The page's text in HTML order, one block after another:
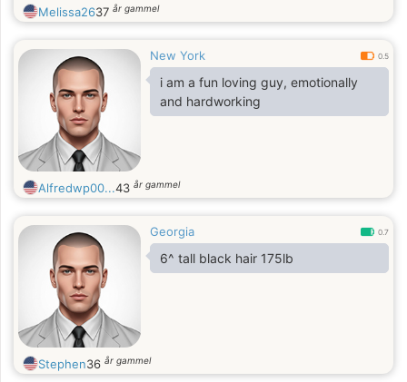
Melissa2637 år gammel
New York 0.5
i am a fun loving guy, emotionally
and hardworking
Alfredwp00...43 år gammel
Georgia 0.7
6^ tall black hair 175lb
Stephen36 år gammel